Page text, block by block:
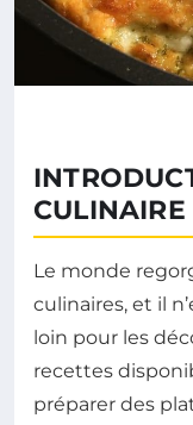
CULINAIRE
Le monde
culinaires, et il
loin pour les
recettes
préparer des